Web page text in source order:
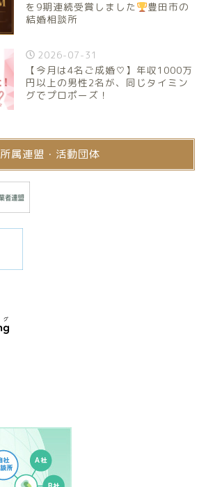
を9期連続受賞しました
豊田市の
結婚相談所
2026-07-31
【今月は4名ご成婚♡】年収1000万
円以上の男性2名が、同じタイミン
グでプロポーズ！
所属連盟・活動団体